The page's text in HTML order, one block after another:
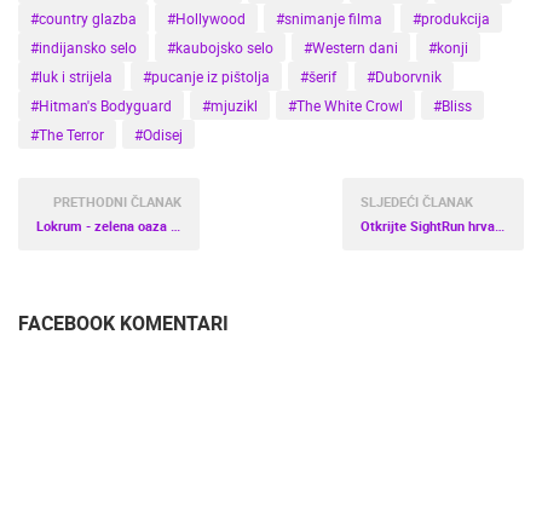
#country glazba
#Hollywood #snimanje filma
#produkcija
#indijansko selo
#kaubojsko selo #Western dani
#konji
#luk i strijela
#pucanje iz pištolja #šerif
#Duborvnik
#Hitman's Bodyguard
#mjuzikl #The White Crowl
#Bliss
#The Terror
#Odisej
PRETHODNI ČLANAK
SLJEDEĆI ČLANAK
FACEBOOK KOMENTARI